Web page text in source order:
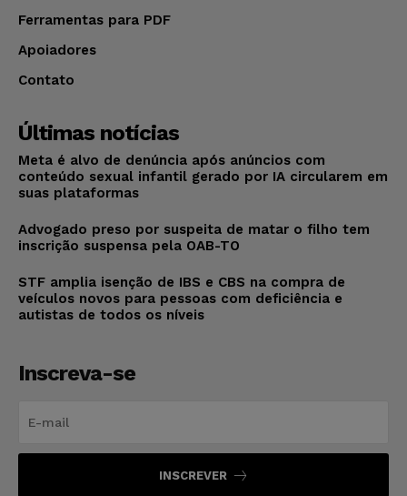
Ferramentas para PDF
Apoiadores
Contato
Últimas notícias
Meta é alvo de denúncia após anúncios com
conteúdo sexual infantil gerado por IA circularem em
suas plataformas
Advogado preso por suspeita de matar o filho tem
inscrição suspensa pela OAB-TO
STF amplia isenção de IBS e CBS na compra de
veículos novos para pessoas com deficiência e
autistas de todos os níveis
Inscreva-se
INSCREVER